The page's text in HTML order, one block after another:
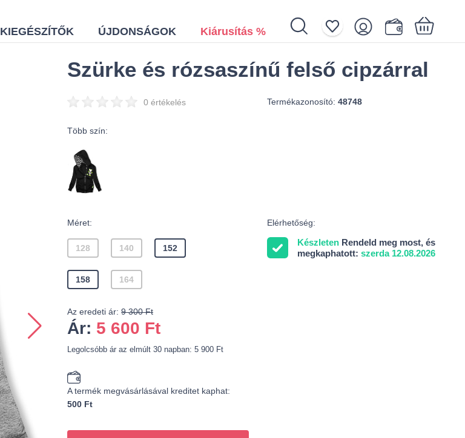
KIEGÉSZÍTŐK ÚJDONSÁGOK Kiárusítás %
Az Ön kosara üres
Szürke és rózsaszínű felső cipzárral
0 értékelés Termékazonosító: 48748
Elérhetőség:
Készleten Rendeld meg most, és
megkaphatott: szerda 12.08.2026
Több szín:
Méret:
128 140 152
158 164
Az eredeti ár: 9 300 Ft
Ár: 5 600 Ft
Legolcsóbb ár az elmúlt 30 napban: 5 900 Ft
A termék megvásárlásával kreditet kaphat:
500 Ft